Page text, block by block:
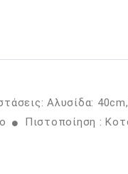
Αλυσίδα:
Πιστοποίηση :